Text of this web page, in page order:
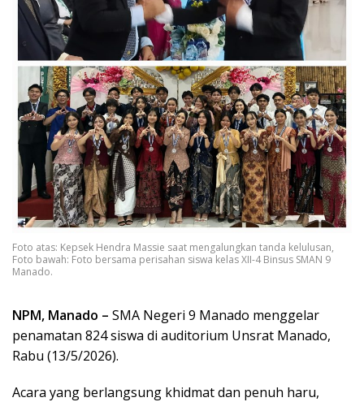
Foto atas: Kepsek Hendra Massie saat mengalungkan tanda kelulusan,
Foto bawah: Foto bersama perisahan siswa kelas XII-4 Binsus SMAN 9
Manado.
NPM, Manado – SMA Negeri 9 Manado menggelar
penamatan 824 siswa di auditorium Unsrat Manado,
Rabu (13/5/2026).
Acara yang berlangsung khidmat dan penuh haru,